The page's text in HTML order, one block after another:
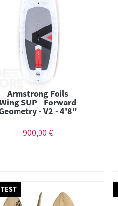
Armstrong Foils
Wing SUP - Forward
Geometry - V2 - 4'8"
900,00 €